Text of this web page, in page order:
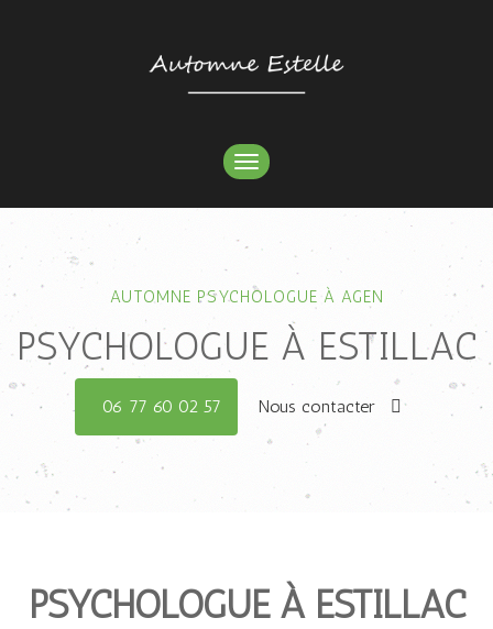
TOGGLE
NAVIGATION
AUTOMNE PSYCHOLOGUE À AGEN
PSYCHOLOGUE À ESTILLAC
06 77 60 02 57 Nous contacter
PSYCHOLOGUE À ESTILLAC